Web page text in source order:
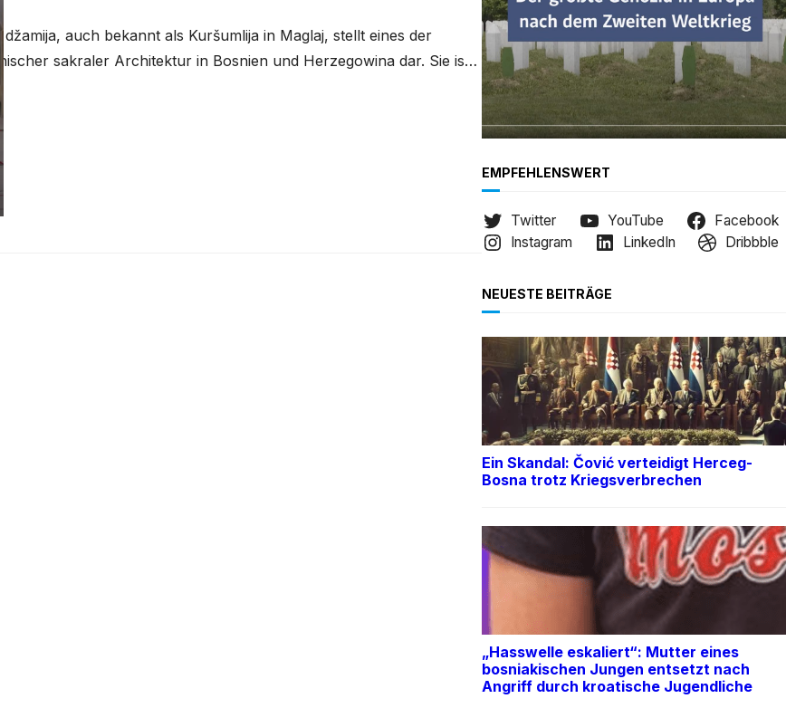
džamija, auch bekannt als Kuršumlija in Maglaj, stellt eines der
sakraler Architektur in Bosnien und Herzegowina dar. Sie ist
und eine der schönsten Kuppelmoscheen in BiH. Die
Der Bauherr dieser Moschee war Kalavun Jusuf-paša, der am
EMPFEHLENSWERT
Twitter YouTube
Facebook
Instagram
LinkedIn Dribbble
NEUESTE BEITRÄGE
Ein Skandal: Čović verteidigt Herceg-
Bosna trotz Kriegsverbrechen
„Hasswelle eskaliert“: Mutter eines
bosniakischen Jungen entsetzt nach
Angriff durch kroatische Jugendliche